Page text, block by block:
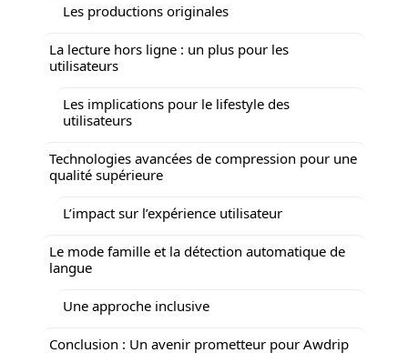
Les productions originales
La lecture hors ligne : un plus pour les
utilisateurs
Les implications pour le lifestyle des
utilisateurs
Technologies avancées de compression pour une
qualité supérieure
L’impact sur l’expérience utilisateur
Le mode famille et la détection automatique de
langue
Une approche inclusive
Conclusion : Un avenir prometteur pour Awdrip